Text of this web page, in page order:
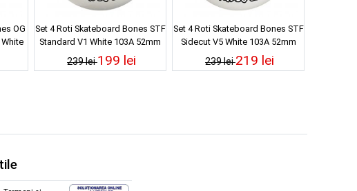
OG
Set 4 Roti Skateboard Bones STF
Standard V1 White 103A 52mm
239 lei199 lei
Set 4 Roti Skateboard Bones STF
Sidecut V5 White 103A 52mm
239 lei219 lei